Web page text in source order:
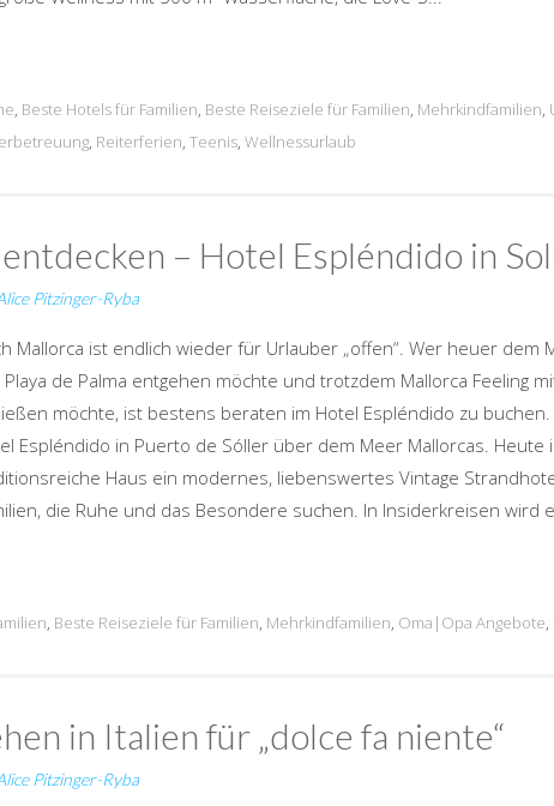
, Beste Hotels für Familien, Beste Reiseziele für Familien, Mehrkindfamilien,
, Reiterferien, Teenis, Wellnessurlaub
entdecken – Hotel Espléndido in
Pitzinger-Ryba
Mallorca ist endlich wieder für Urlauber „offen“. Wer heuer dem
de Palma entgehen möchte und trotzdem Mallorca Feeling
möchte, ist bestens beraten im Hotel Espléndido zu
Espléndido in Puerto de Sóller über dem Meer Mallorcas. Heute
Haus ein modernes, liebenswertes Vintage
die Ruhe und das Besondere suchen. In Insiderkreisen wird
, Beste Reiseziele für Familien, Mehrkindfamilien, Oma|Opa Angebote,
in Italien für „dolce fa niente“
Pitzinger-Ryba